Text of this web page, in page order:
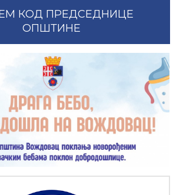
КОД ПРЕДСЕДНИЦЕ
ОПШТИНЕ